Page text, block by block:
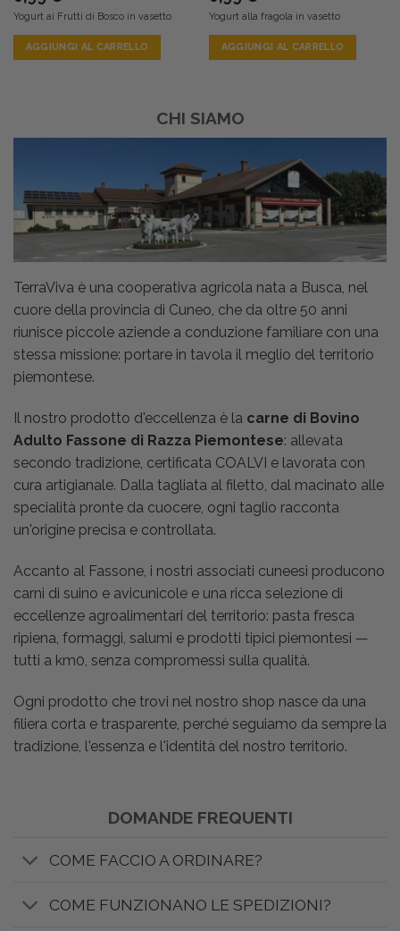
Yogurt ai Frutti di Bosco in vasetto
AGGIUNGI AL CARRELLO
Yogurt alla fragola in vasetto
AGGIUNGI AL CARRELLO
CHI SIAMO
TerraViva è una cooperativa agricola nata a Busca, nel
cuore della provincia di Cuneo, che da oltre 50 anni
riunisce piccole aziende a conduzione familiare con una
stessa missione: portare in tavola il meglio del territorio
piemontese.
Il nostro prodotto d'eccellenza è la carne di Bovino
Adulto Fassone di Razza Piemontese: allevata
secondo tradizione, certificata COALVI e lavorata con
cura artigianale. Dalla tagliata al filetto, dal macinato alle
specialità pronte da cuocere, ogni taglio racconta
un'origine precisa e controllata.
Accanto al Fassone, i nostri associati cuneesi producono
carni di suino e avicunicole e una ricca selezione di
eccellenze agroalimentari del territorio: pasta fresca
ripiena, formaggi, salumi e prodotti tipici piemontesi —
tutti a km0, senza compromessi sulla qualità.
Ogni prodotto che trovi nel nostro shop nasce da una
filiera corta e trasparente, perché seguiamo da sempre la
tradizione, l'essenza e l'identità del nostro territorio.
DOMANDE FREQUENTI
COME FACCIO A ORDINARE?
COME FUNZIONANO LE SPEDIZIONI?